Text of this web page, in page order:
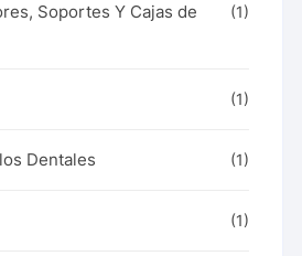
Soportes Y Cajas de
(1)
(1)
Dentales (1)
(1)